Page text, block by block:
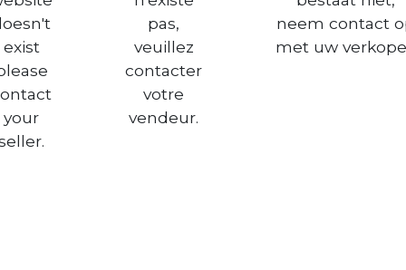
exist
your
pas,
veuillez
contacter
votre
vendeur.
neem contact
met uw